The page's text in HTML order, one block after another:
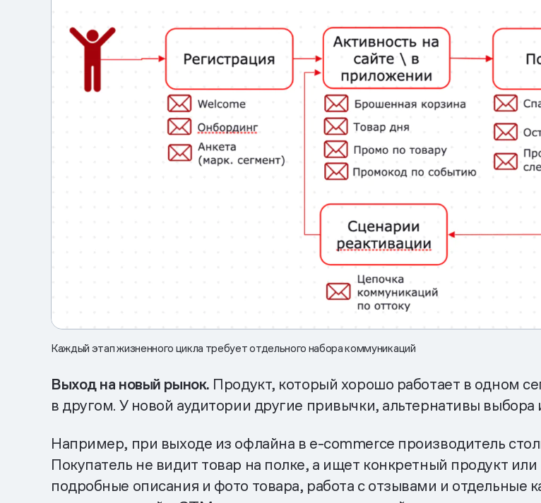
Каждый этап жизненного цикла требует отдельного набора коммуникаций
Выход на новый рынок. Продукт, который хорошо работает в одном
в другом. У новой аудитории другие привычки, альтернативы выбора
Например, при выходе из офлайна в e-commerce производитель
Покупатель не видит товар на полке, а ищет конкретный продукт
подробные описания и фото товара, работа с отзывами и отдельные